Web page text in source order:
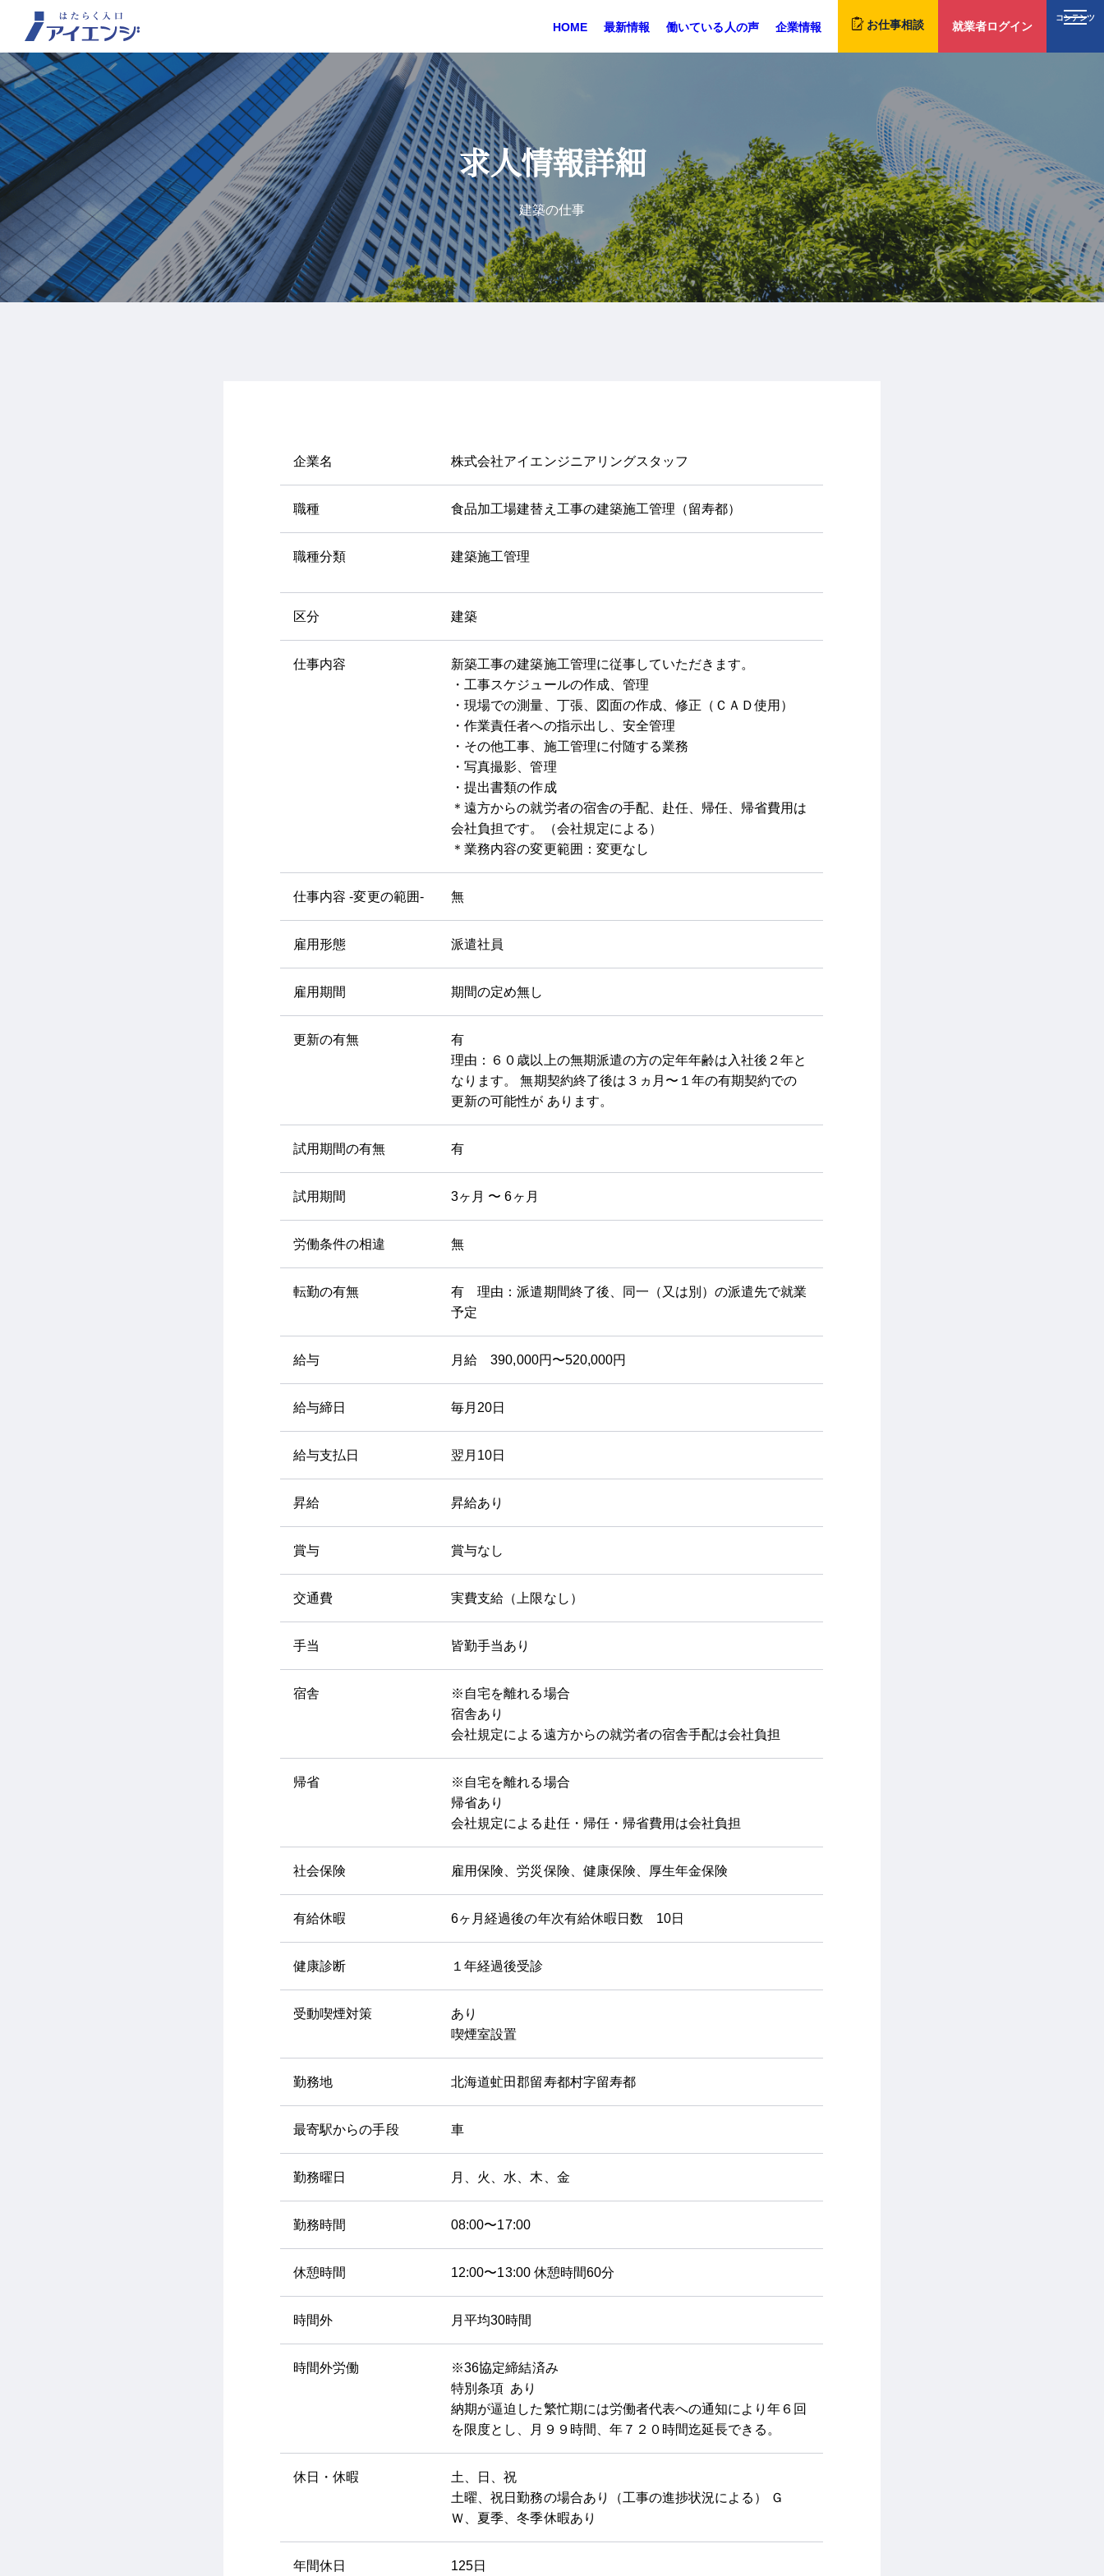
HOME 最新情報 働いている人の声 企業情報 お仕事相談 就業者ログイン
コンテンツ
求人情報詳細
建築の仕事
企業名 株式会社アイエンジニアリングスタッフ
職種 食品加工場建替え工事の建築施工管理（留寿都）
職種分類 建築施工管理
区分 建築
仕事内容
新築工事の建築施工管理に従事していただきます。
・工事スケジュールの作成、管理
・現場での測量、丁張、図面の作成、修正（ＣＡＤ使用）
・作業責任者への指示出し、安全管理
・その他工事、施工管理に付随する業務
・写真撮影、管理
・提出書類の作成
＊遠方からの就労者の宿舎の手配、赴任、帰任、帰省費用は
会社負担です。（会社規定による）
＊業務内容の変更範囲：変更なし
仕事内容 -変更の範囲- 無
雇用形態 派遣社員
雇用期間 期間の定め無し
更新の有無
有
理由：６０歳以上の無期派遣の方の定年年齢は入社後２年と
なります。 無期契約終了後は３ヵ月〜１年の有期契約での
更新の可能性が あります。
試用期間の有無 有
試用期間 3ヶ月 〜 6ヶ月
労働条件の相違 無
転勤の有無
有 理由：派遣期間終了後、同一（又は別）の派遣先で就業
予定
給与 月給 390,000円〜520,000円
給与締日 毎月20日
給与支払日 翌月10日
昇給 昇給あり
賞与 賞与なし
交通費 実費支給（上限なし）
手当 皆勤手当あり
宿舎
※自宅を離れる場合
宿舎あり
会社規定による遠方からの就労者の宿舎手配は会社負担
帰省
※自宅を離れる場合
帰省あり
会社規定による赴任・帰任・帰省費用は会社負担
社会保険 雇用保険、労災保険、健康保険、厚生年金保険
有給休暇 6ヶ月経過後の年次有給休暇日数 10日
健康診断 １年経過後受診
受動喫煙対策
あり
喫煙室設置
勤務地 北海道虻田郡留寿都村字留寿都
最寄駅からの手段 車
勤務曜日 月、火、水、木、金
勤務時間 08:00〜17:00
休憩時間 12:00〜13:00 休憩時間60分
時間外 月平均30時間
時間外労働
※36協定締結済み
特別条項 あり
納期が逼迫した繁忙期には労働者代表への通知により年６回
を限度とし、月９９時間、年７２０時間迄延長できる。
休日・休暇
土、日、祝
土曜、祝日勤務の場合あり（工事の進捗状況による） Ｇ
Ｗ、夏季、冬季休暇あり
年間休日 125日